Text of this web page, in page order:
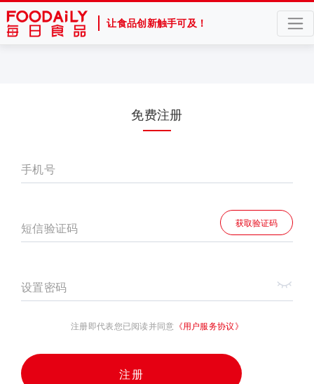
让食品创新触手可及！
免费注册
手机号
短信验证码 获取验证码
设置密码
注册即代表您已阅读并同意 《用户服务协议》
注册